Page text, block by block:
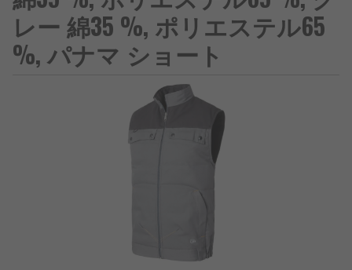
レー 綿35 %, ポリエステル65
%, パナマ ショート